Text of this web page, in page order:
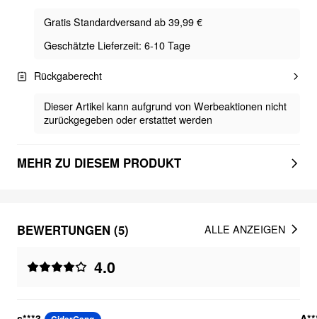
Gratis Standardversand ab 39,99 €
Geschätzte Lieferzeit: 6-10 Tage
Rückgaberecht
Dieser Artikel kann aufgrund von Werbeaktionen nicht
zurückgegeben oder erstattet werden
MEHR ZU DIESEM PRODUKT
BEWERTUNGEN (5)
4.0
ALLE ANZEIGEN